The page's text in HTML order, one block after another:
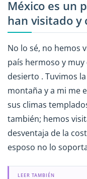
México es un
han visitado y
No lo sé, no hemos
país hermoso y
desierto . Tuvimos
montaña y a mi me
sus climas
también; hemos
desventaja de la
esposo no lo
LEER TAMBIÉN